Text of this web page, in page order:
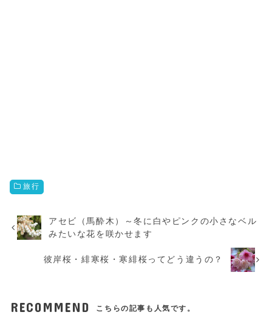
旅行
アセビ（馬酔木）～冬に白やピンクの小さなベル
みたいな花を咲かせます
彼岸桜・緋寒桜・寒緋桜ってどう違うの？
RECOMMEND こちらの記事も人気です。